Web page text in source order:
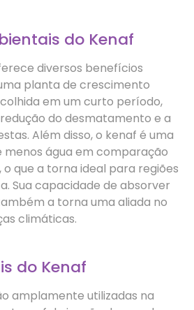
do Kenaf
diversos benefícios
planta de crescimento
em um curto período,
do desmatamento e a
Além disso, o kenaf é uma
água em comparação
que a torna ideal para regiões
Sua capacidade de absorver
a torna uma aliada no
climáticas.
do Kenaf
amplamente utilizadas na